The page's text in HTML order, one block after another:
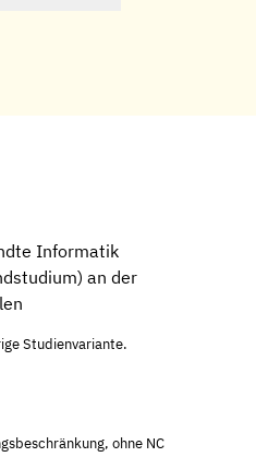
Informatik
an der
Studienvariante.
ohne NC